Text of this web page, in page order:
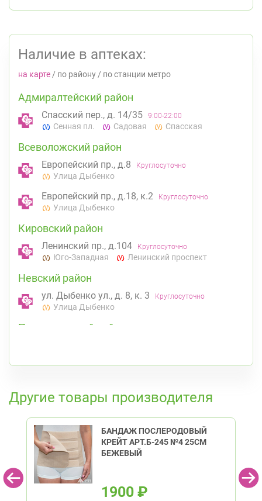
Наличие в аптеках:
на карте / по району / по станции метро
Адмиралтейский район
Спасский пер., д. 14/35 9:00-22:00
Сенная пл. Садовая Спасская
Всеволожский район
Европейский пр., д.8 Круглосуточно
Улица Дыбенко
Европейский пр., д.18, к.2 Круглосуточно
Улица Дыбенко
Кировский район
Ленинский пр., д.104 Круглосуточно
Юго-Западная Ленинский проспект
Невский район
ул. Дыбенко ул., д. 8, к. 3 Круглосуточно
Улица Дыбенко
Петроградский район
Чкаловская
Савушкина ул., д.143
Беговая
Богатырский пр., д. 28 Круглосуточно
Пионерская Комендантский пр.
Другие товары производителя
БАНДАЖ ПОСЛЕРОДОВЫЙ
КРЕЙТ АРТ.Б-245 №4 25СМ
БЕЖЕВЫЙ
1900 ₽